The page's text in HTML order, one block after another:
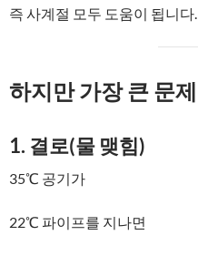
즉 사계절 모두 도움이 됩니다.
하지만 가장 큰 문제
1. 결로(물 맺힘)
35℃ 공기가
22℃ 파이프를 지나면